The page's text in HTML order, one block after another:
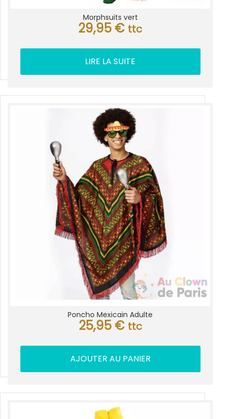
Morphsuits vert
29,95 € ttc
LIRE LA SUITE
Poncho Mexicain Adulte
25,95 € ttc
AJOUTER AU PANIER